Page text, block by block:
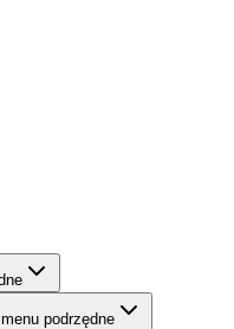
menu podrzędne